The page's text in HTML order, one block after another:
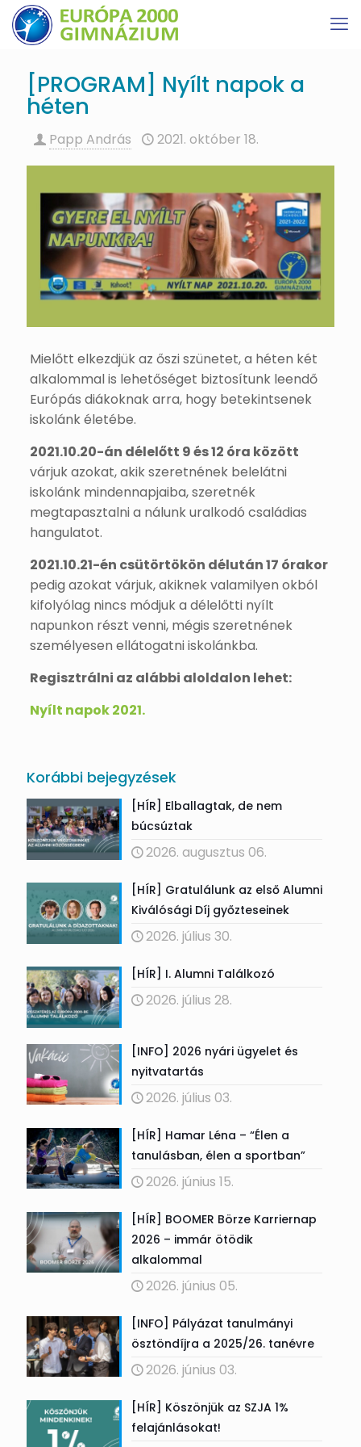
[PROGRAM] Nyílt napok a
héten
Papp András 2021. október 18.
Mielőtt elkezdjük az őszi szünetet, a héten két
alkalommal is lehetőséget biztosítunk leendő
Európás diákoknak arra, hogy betekintsenek
iskolánk életébe.
2021.10.20-án délelőtt 9 és 12 óra között
várjuk azokat, akik szeretnének belelátni
iskolánk mindennapjaiba, szeretnék
megtapasztalni a nálunk uralkodó családias
hangulatot.
2021.10.21-én csütörtökön délután 17 órakor
pedig azokat várjuk, akiknek valamilyen okból
kifolyólag nincs módjuk a délelőtti nyílt
napunkon részt venni, mégis szeretnének
személyesen ellátogatni iskolánkba.
Regisztrálni az alábbi aloldalon lehet:
Nyílt napok 2021.
Korábbi bejegyzések
[HÍR] Elballagtak, de nem
búcsúztak
2026. augusztus 06.
[HÍR] Gratulálunk az első Alumni
Kiválósági Díj győzteseinek
2026. július 30.
[HÍR] I. Alumni Találkozó
2026. július 28.
[INFO] 2026 nyári ügyelet és
nyitvatartás
2026. július 03.
[HÍR] Hamar Léna – “Élen a
tanulásban, élen a sportban”
2026. június 15.
[HÍR] BOOMER Börze Karriernap
2026 – immár ötödik
alkalommal
2026. június 05.
[INFO] Pályázat tanulmányi
ösztöndíjra a 2025/26. tanévre
2026. június 03.
[HÍR] Köszönjük az SZJA 1%
felajánlásokat!